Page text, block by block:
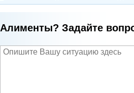
Алименты? Задайте